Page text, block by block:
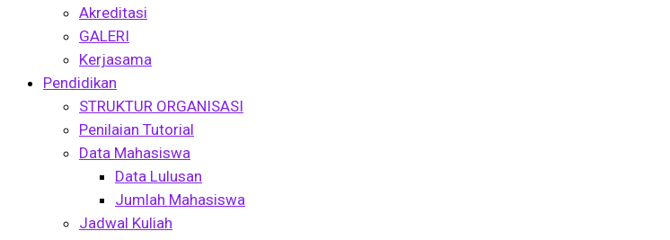
Akreditasi
GALERI
Kerjasama
Pendidikan
STRUKTUR ORGANISASI
Penilaian Tutorial
Data Mahasiswa
Data Lulusan
Jumlah Mahasiswa
Jadwal Kuliah